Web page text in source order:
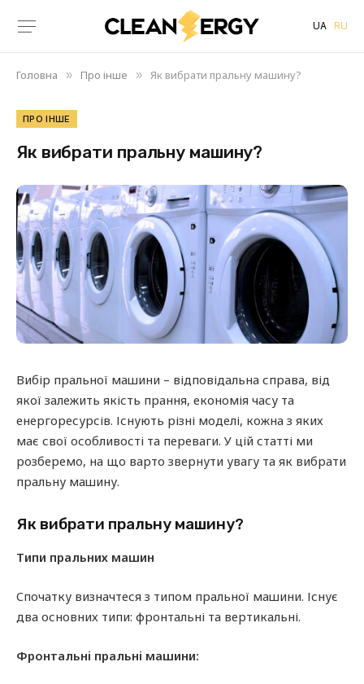
UA RU
Головна » Про інше » Як вибрати пральну машину?
ПРО ІНШЕ
Як вибрати пральну машину?
Вибір пральної машини – відповідальна справа, від
якої залежить якість прання, економія часу та
енергоресурсів. Існують різні моделі, кожна з яких
має свої особливості та переваги. У цій статті ми
розберемо, на що варто звернути увагу та як вибрати
пральну машину.
Як вибрати пральну машину?
Типи пральних машин
Спочатку визначтеся з типом пральної машини. Існує
два основних типи: фронтальні та вертикальні.
Фронтальні пральні машини: